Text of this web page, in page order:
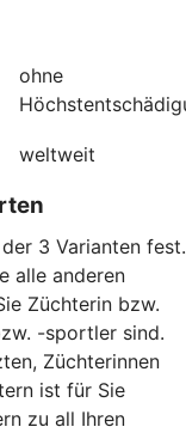
ohne
weltweit
3 Varianten fest.
alle anderen
Züchterin bzw.
-sportler sind.
Züchterinnen
ist für Sie
zu all Ihren